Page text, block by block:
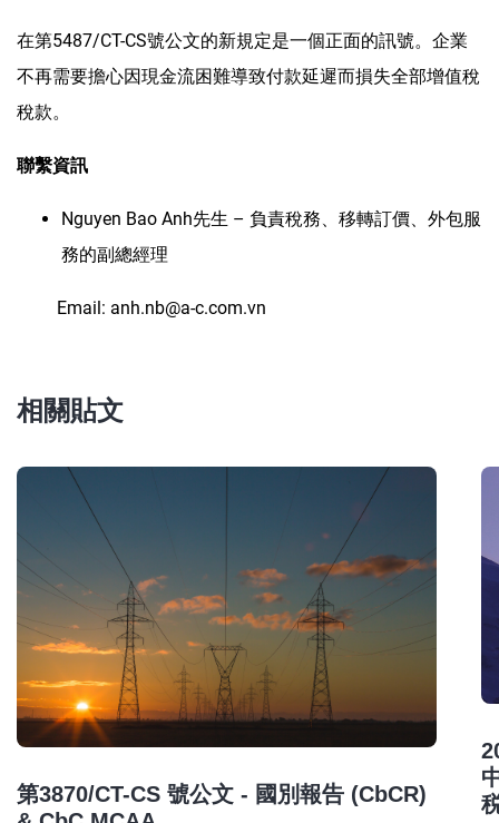
在第5487/CT-CS號公文的新規定是一個正面的訊號。企業
不再需要擔心因現金流困難導致付款延遲而損失全部增值稅
稅款。
聯繫資訊
Nguyen Bao Anh先生 – 負責稅務、移轉訂價、外包服
務的副總經理
Email: anh.nb@a-c.com.vn
相關貼文
第3870/CT-CS 號公文 - 國別報告 (CbCR)